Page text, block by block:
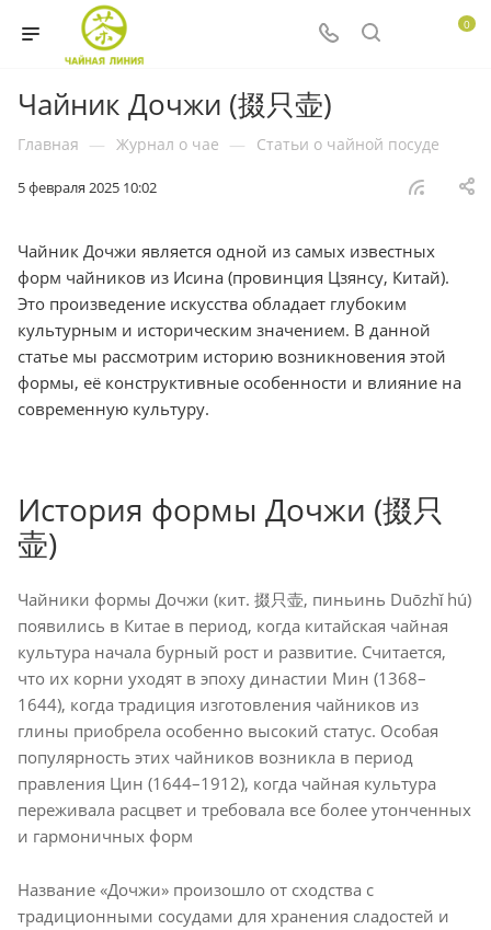
0
Чайник Дочжи (掇只壶)
Главная — Журнал о чае — Статьи о чайной посуде
5 февраля 2025 10:02
Чайник Дочжи является одной из самых известных
форм чайников из Исина (провинция Цзянсу, Китай).
Это произведение искусства обладает глубоким
культурным и историческим значением. В данной
статье мы рассмотрим историю возникновения этой
формы, её конструктивные особенности и влияние на
современную культуру.
История формы Дочжи (掇只
壶)
Чайники формы Дочжи (кит. 掇只壶, пиньинь Duōzhǐ hú)
появились в Китае в период, когда китайская чайная
культура начала бурный рост и развитие. Считается,
что их корни уходят в эпоху династии Мин (1368–
1644), когда традиция изготовления чайников из
глины приобрела особенно высокий статус. Особая
популярность этих чайников возникла в период
правления Цин (1644–1912), когда чайная культура
переживала расцвет и требовала все более утонченных
и гармоничных форм
Название «Дочжи» произошло от сходства с
традиционными сосудами для хранения сладостей и